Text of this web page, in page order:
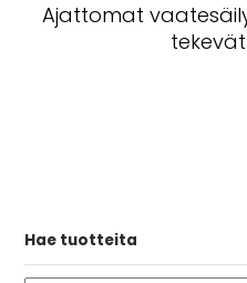
Ajattomat
Hae tuotteita